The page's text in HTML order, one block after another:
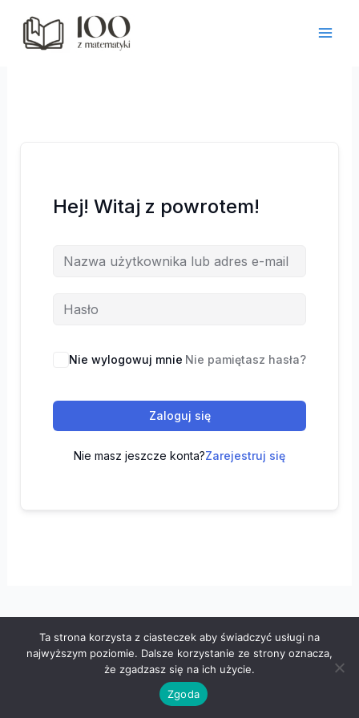
treści
Hej! Witaj z powrotem!
Nie wylogowuj mnie Nie pamiętasz hasła?
Zaloguj się
Nie masz jeszcze konta?Zarejestruj się
Wszelkie prawa zastrzeżone © 2026 "100 z matematyki" -
Polityka prywatności- Regulamin
Ta strona korzysta z ciasteczek aby świadczyć usługi na
najwyższym poziomie. Dalsze korzystanie ze strony oznacza,
że zgadzasz się na ich użycie.
Zgoda